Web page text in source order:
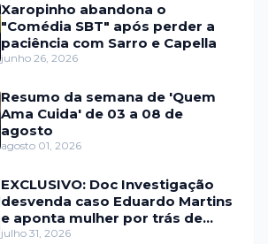
Xaropinho abandona o
"Comédia SBT" após perder a
paciência com Sarro e Capella
junho 26, 2026
Resumo da semana de 'Quem
Ama Cuida' de 03 a 08 de
agosto
agosto 01, 2026
EXCLUSIVO: Doc Investigação
desvenda caso Eduardo Martins
e aponta mulher por trás de
fraude internacional
julho 31, 2026